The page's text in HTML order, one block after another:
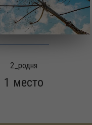
2_родня
1 место